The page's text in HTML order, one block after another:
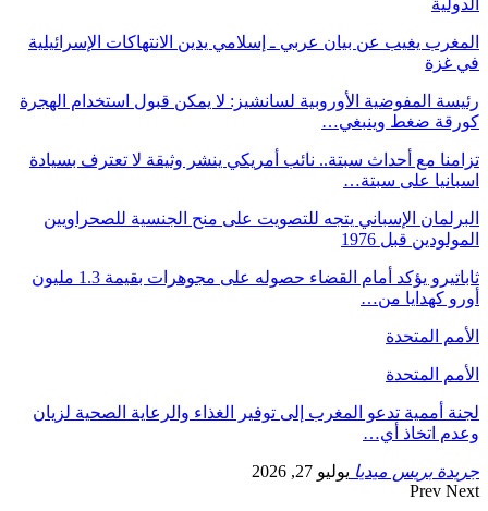
المغرب يغيب عن بيان عربي ـ إسلامي يدين الانتهاكات الإسرائيلية
في غزة
رئيسة المفوضية الأوروبية لسانشيز: لا يمكن قبول استخدام الهجرة
كورقة ضغط وينبغي…
تزامنا مع أحداث سبتة.. نائب أمريكي ينشر وثيقة لا تعترف بسيادة
اسبانيا على سبتة…
البرلمان الإسباني يتجه للتصويت على منح الجنسية للصحراويين
المولودين قبل 1976
ثاباتيرو يؤكد أمام القضاء حصوله على مجوهرات بقيمة 1.3 مليون
أورو كهدايا من…
الأمم المتحدة
الأمم المتحدة
لجنة أممية تدعو المغرب إلى توفير الغذاء والرعاية الصحية لزيان
وعدم اتخاذ أي…
جريدة بريس ميديا يوليو 27, 2026
Prev Next